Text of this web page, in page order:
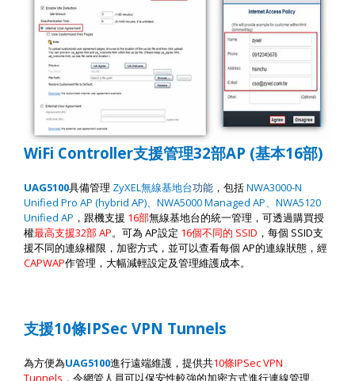
WiFi Controller支援管理32部AP (基本16部)
UAG5100具備管理 ZyXEL無線基地台功能 ，包括NWA3000-N
Unified Pro AP (hybrid AP)、 NWA5000 Managed AP、 NWA5120
Unified AP ，跟機支援 16部無線基地台的統一管理 ， 可透過購買授
權最高支援32部AP。 可為 AP設定 16個不同的 SSID ，每個 SSID支
援不同的連線權限，加密方式，並可以查看每個 AP的連線狀態，經
CAPWAP作管理，大幅減輕設定及管理維護成本。
支援10條IPSec VPN Tunnels
為方便為UAG5100進行遠端維護，提供共10條IPSec VPN
Tunnels ，令網管人員可以保安性較強的加密方式進行連線管理。